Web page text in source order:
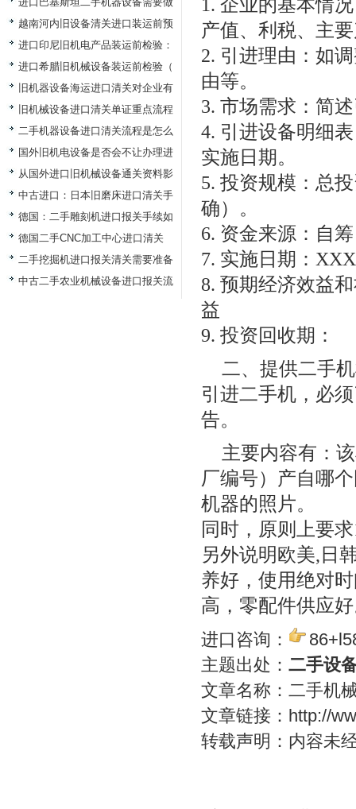
越南河内旧设备清关进口装运前预
进口印尼旧机电产品装运前检验：
进口希腊旧机械设备装运前检验（
旧机器设备海运进口清关对企业有
旧机械设备进口清关单证重点流程
二手机器设备进口清关流程是怎么
国外旧机电设备是否会不让办理进
从国外进口旧机械设备通关资料影
中古进口：日本旧磨床进口清关手
德国：二手雕刻机进口报关手续如
德国二手CNC加工中心进口清关
二手挖掘机进口报关清关需要准备
中古二手农业机械设备进口报关流
1. 企业的基本情
产值、利税、主
2. 引进理由：如
由等。
3. 市场需求：简
4. 引进设备明细
实施日期。
5. 投资规模：总
确）。
6. 资金来源：自
7. 实施日期：
8. 预期经济效益
益
9. 投资回收期：
二、提供二手
引进二手机，必
告。
主要内容有：
厂编号）产自哪
机器的照片。
同时，原则上要
另外说明欧美,日
养好，使用绝对
高，零配件供应
进口咨询：
主题出处： 二手设
文章名称：二手机
文章链接： http://
转载声明：内容未